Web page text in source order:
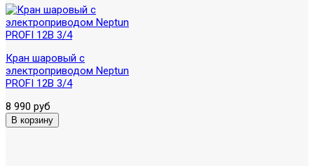
Кран шаровый с
электроприводом Neptun
PROFI 12В 3/4
8 990 руб